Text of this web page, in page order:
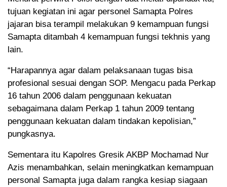
tujuan kegiatan ini agar personel Samapta Polres
jajaran bisa terampil melakukan 9 kemampuan fungsi
Samapta ditambah 4 kemampuan fungsi tekhnis yang
lain.
“Harapannya agar dalam pelaksanaan tugas bisa
profesional sesuai dengan SOP. Mengacu pada Perkap
16 tahun 2006 dalam penggunaan kekuatan
sebagaimana dalam Perkap 1 tahun 2009 tentang
penggunaan kekuatan dalam tindakan kepolisian,”
pungkasnya.
Sementara itu Kapolres Gresik AKBP Mochamad Nur
Azis menambahkan, selain meningkatkan kemampuan
personal Samapta juga dalam rangka kesiap siagaan